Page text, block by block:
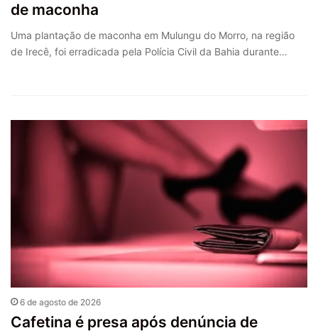
de maconha
Uma plantação de maconha em Mulungu do Morro, na região
de Irecê, foi erradicada pela Polícia Civil da Bahia durante…
6 de agosto de 2026
Cafetina é presa após denúncia de